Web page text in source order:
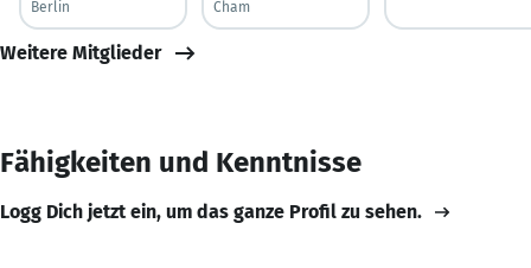
Berlin
Cham
Weitere Mitglieder
Fähigkeiten und Kenntnisse
Logg Dich jetzt ein, um das ganze Profil zu sehen.